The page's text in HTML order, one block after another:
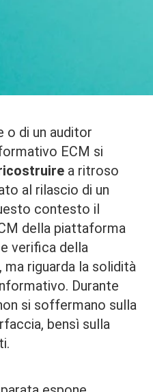
o di un auditor
ECM si
a ritroso
al rilascio di un
contesto il
della piattaforma
verifica della
ma riguarda la solidità
Durante
si soffermano sulla
bensì sulla